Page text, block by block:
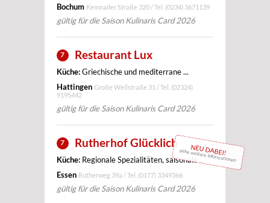
Bochum Kemnader Straße 320 / Tel. (0234) 3671139
gültig für die Saison Kulinaris Card 2026
7 Restaurant Lux
Küche:Griechische und mediterrane ...
Hattingen Große Weilstraße 31 / Tel. (02324)
9195442
gültig für die Saison Kulinaris Card 2026
NEU DABEI!
siehe weitere Informationen
7 Rutherhof Glücklich
Küche: Regionale Spezialitäten, saisonale ...
Essen Rutherweg 39a / Tel. (0177) 3349366
gültig für die Saison Kulinaris Card 2026